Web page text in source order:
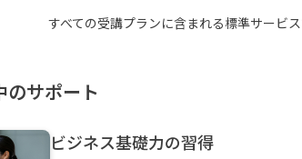
すべての受講プランに含まれる標準サービ
のサポート
ビジネス基礎力の習得